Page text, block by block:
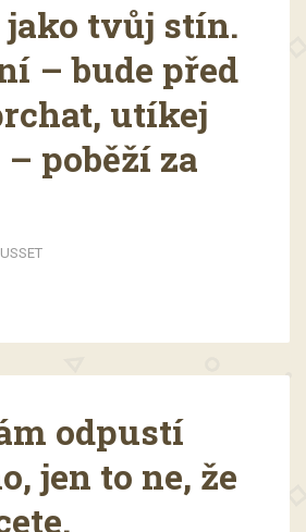
jako tvůj stín.
– bude před
utíkej
poběží za
odpustí
jen to ne, že